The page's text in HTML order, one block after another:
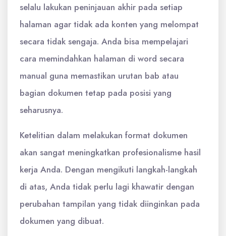
selalu lakukan peninjauan akhir pada setiap
halaman agar tidak ada konten yang melompat
secara tidak sengaja. Anda bisa mempelajari
cara memindahkan halaman di word secara
manual guna memastikan urutan bab atau
bagian dokumen tetap pada posisi yang
seharusnya.
Ketelitian dalam melakukan format dokumen
akan sangat meningkatkan profesionalisme hasil
kerja Anda. Dengan mengikuti langkah-langkah
di atas, Anda tidak perlu lagi khawatir dengan
perubahan tampilan yang tidak diinginkan pada
dokumen yang dibuat.